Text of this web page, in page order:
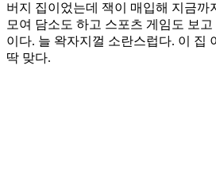
버지 집이었는데 잭이 매입해 지금까
모여 담소도 하고 스포츠 게임도 보
이다. 늘 왁자지껄 소란스럽다. 이 집
딱 맞다.